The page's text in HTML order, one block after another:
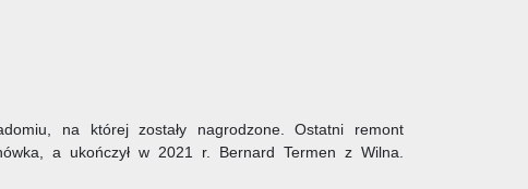
na której zostały nagrodzone. Ostatni remont
a ukończył w 2021 r. Bernard Termen z Wilna.